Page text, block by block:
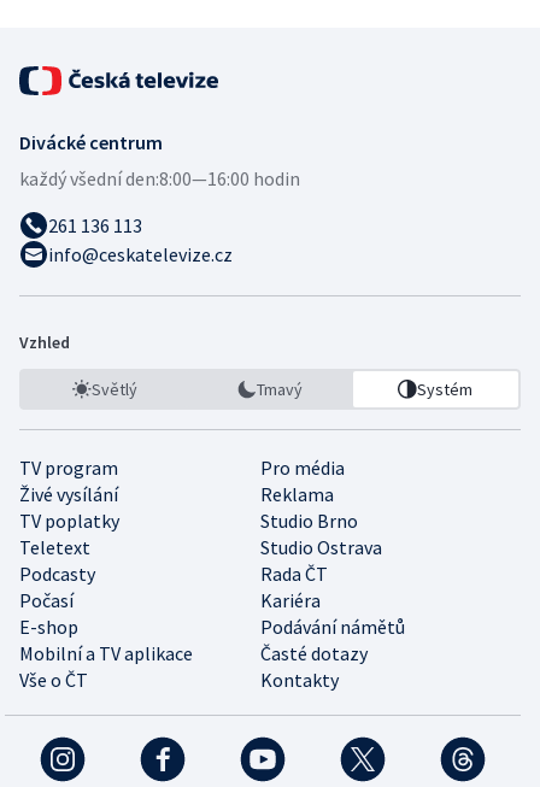
Divácké centrum
každý všední den:8:00—16:00 hodin
261 136 113
info@ceskatelevize.cz
Vzhled
Světlý Tmavý Systém
TV program
Pro média
Živé vysílání
Reklama
TV poplatky
Studio Brno
Teletext
Studio Ostrava
Podcasty
Rada ČT
Počasí
Kariéra
E-shop
Podávání námětů
Mobilní a TV aplikace
Časté dotazy
Vše o ČT
Kontakty